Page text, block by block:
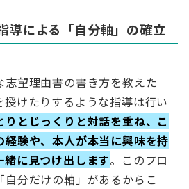
導による「自分軸」の確立
望理由書の書き方を教えた
授けたりするような指導は行い
りとじっくりと対話を重ね、こ
経験や、本人が本当に興味を持
に見つけ出します。このプロ
分だけの軸」があるからこ